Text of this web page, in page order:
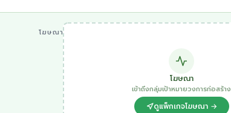
โฆษณา
โฆษณา
เข้าถึงกลุ่มเป้าหมายวงการก่อสร้าง
ดูแพ็กเกจโฆษณา →